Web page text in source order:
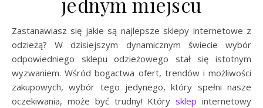
Zastanawiasz się jakie są najlepsze sklepy internetowe z
odzieżą? W dzisiejszym dynamicznym świecie wybór
odpowiedniego sklepu odzieżowego stał się istotnym
wyzwaniem. Wśród bogactwa ofert, trendów i możliwości
zakupowych, wybór tego jedynego, który spełni nasze
oczekiwania, może być trudny! Którysklep internetowy